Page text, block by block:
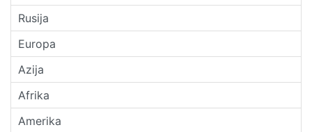
Rusija
Europa
Azija
Afrika
Amerika